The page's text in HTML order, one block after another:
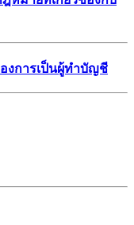
งการเป็นผู้ทำบัญชี